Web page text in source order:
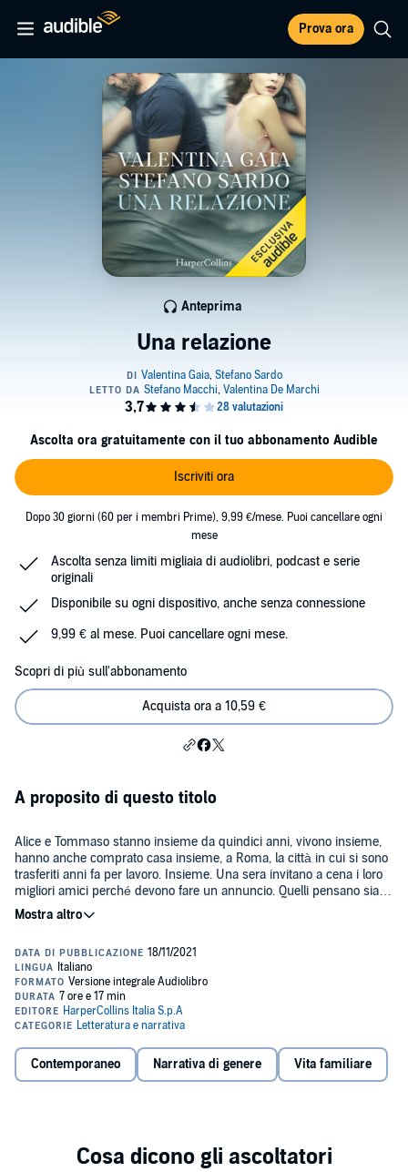
Prova ora
Una relazione
Anteprima
Ascolta ora gratuitamente con il tuo abbonamento Audible
Iscriviti ora
Dopo 30 giorni (60 per i membri Prime), 9,99 €/mese. Puoi cancellare ogni
mese
Ascolta senza limiti migliaia di audiolibri, podcast e serie
originali
Disponibile su ogni dispositivo, anche senza connessione
9,99 € al mese. Puoi cancellare ogni mese.
Scopri di più sull'abbonamento
Acquista ora a 10,59 €
A proposito di questo titolo
Alice e Tommaso stanno insieme da quindici anni, vivono insieme,
hanno anche comprato casa insieme, a Roma, la città in cui si sono
trasferiti anni fa per lavoro. Insieme. Una sera invitano a cena i loro
migliori amici perché devono fare un annuncio. Quelli pensano sia il
matrimonio o un figlio in arrivo, ma Alice e Tommaso spiazzano tutti:
hanno deciso di lasciarsi. Gli amici non ci possono credere.
lasciarsi in modo graduale, senza rompere. Si vogliono ancora molto
bene, anzi continueranno a vivere insieme fino a che non
venderanno la casa. Insomma: sarà una separazione senza traumi.
Ma è una cosa possibile? Può un cambiamento essere indolore?
Come Alice e Tommaso, anche Valentina Gaia e Stefano Sardo sono
esordiscono con un romanzo che racconta l'amore, l'affetto e la
difficoltà di restare fedeli ai propri sogni e contemporaneamente ai
Contemporaneo Narrativa di genere Vita familiare